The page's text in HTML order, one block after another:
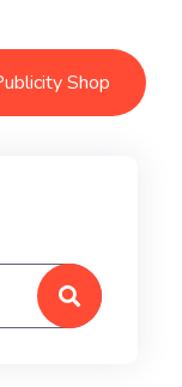
Shop
Search